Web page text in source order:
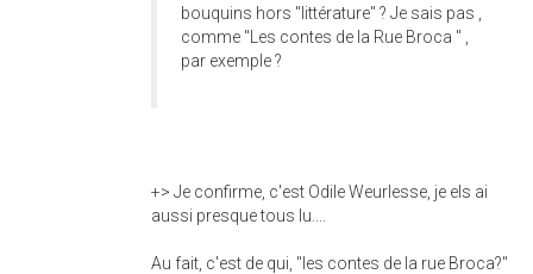
bouquins hors "littérature" ? Je sais pas ,
comme "Les contes de la Rue Broca " ,
par exemple ?
+> Je confirme, c'est Odile Weurlesse, je els ai
aussi presque tous lu....
Au fait, c'est de qui, "les contes de la rue Broca?"